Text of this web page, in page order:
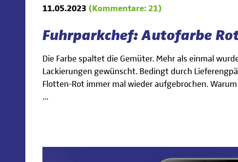
11.05.2023 (Kommentare: 21)
Fuhrparkchef: Autofarbe
Die Farbe spaltet die Gemüter. Mehr als einmal
Lackierungen gewünscht. Bedingt durch
Flotten-Rot immer mal wieder aufgebrochen.
...